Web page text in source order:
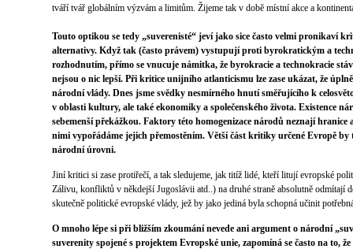
tváří tvář globálním výzvám a limitům. Žijeme tak v době místní akce a
Touto optikou se tedy „suverenisté“ jeví jako sice často velmi pronikaví
alternativy. Když tak (často právem) vystupují proti byrokratickým a
rozhodnutím, přímo se vnucuje námitka, že byrokracie a technokracie
nejsou o nic lepší. Při kritice unijního atlanticismu lze zase ukázat, že
národní vlády. Dnes jsme svědky nesmírného hnutí směřujícího k
v oblasti kultury, ale také ekonomiky a společenského života. Existence
sebemenší překážkou. Faktory této homogenizace národů neznají hranice
nimi vypořádáme jejich přemostěním. Větší část kritiky určené Evropě
národní úrovni.
Jiní kritici si zase protiřečí, a tak sledujeme, jak titíž lidé, kteří litují evropské
Zálivu, konfliktů v někdejší Jugoslávii atd..) na druhé straně absolutně odmítají
skutečně politické evropské vlády, jež by jako jediná byla schopná učinit
O mnoho lépe si při bližším zkoumání nevede ani argument o národní
suverenity spojené s projektem Evropské unie, zapomíná se často na to,